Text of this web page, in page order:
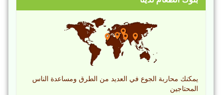
يمكنك محاربة الجوع في العديد من الطرق ومساعدة الناس
المحتاجين